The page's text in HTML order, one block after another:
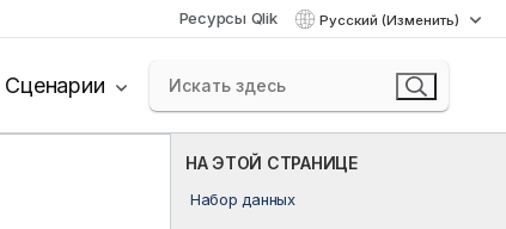
Ресурсы Qlik Русский (Изменить)
Сценарии
НА ЭТОЙ СТРАНИЦЕ
Набор данных